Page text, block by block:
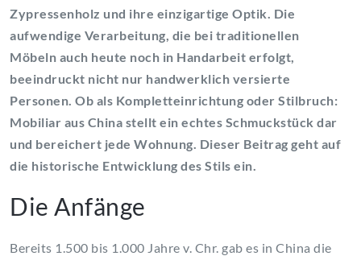
Zypressenholz und ihre einzigartige Optik. Die
aufwendige Verarbeitung, die bei traditionellen
Möbeln auch heute noch in Handarbeit erfolgt,
beeindruckt nicht nur handwerklich versierte
Personen. Ob als Kompletteinrichtung oder Stilbruch:
Mobiliar aus China stellt ein echtes Schmuckstück dar
und bereichert jede Wohnung. Dieser Beitrag geht auf
die historische Entwicklung des Stils ein.
Die Anfänge
Bereits 1.500 bis 1.000 Jahre v. Chr. gab es in China die